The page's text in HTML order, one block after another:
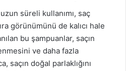
süreli kullanımı, saç
görünümünü de kalıcı hale
bu şampuanlar, saçın
ve daha fazla
saçın doğal parlaklığını